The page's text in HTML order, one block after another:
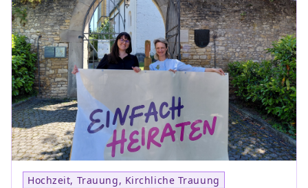
Hochzeit, Trauung, Kirchliche Trauung